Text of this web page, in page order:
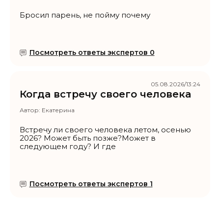
Бросил парень, не пойму почему
Посмотреть ответы экспертов 0
Когда встречу своего человека
Автор: Екатерина
Встречу ли своего человека летом, осенью
2026? Может быть позже?Может в
следующем году? И где
Посмотреть ответы экспертов 1
05.08.2026/13:24